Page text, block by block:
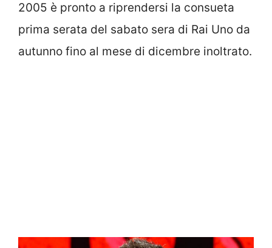
2005 è pronto a riprendersi la consueta
prima serata del sabato sera di Rai Uno da
autunno fino al mese di dicembre inoltrato.